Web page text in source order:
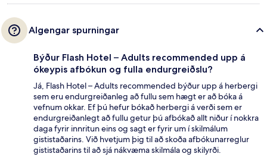
Algengar spurningar
Býður Flash Hotel – Adults recommended upp á
ókeypis afbókun og fulla endurgreiðslu?
Já, Flash Hotel – Adults recommended býður upp á herbergi
sem eru endurgreiðanleg að fullu sem hægt er að bóka á
vefnum okkar. Ef þú hefur bókað herbergi á verði sem er
endurgreiðanlegt að fullu getur þú afbókað allt niður í nokkra
daga fyrir innritun eins og sagt er fyrir um í skilmálum
gististaðarins. Við hvetjum þig til að skoða afbókunarreglur
gististaðarins til að sjá nákvæma skilmála og skilyrði.